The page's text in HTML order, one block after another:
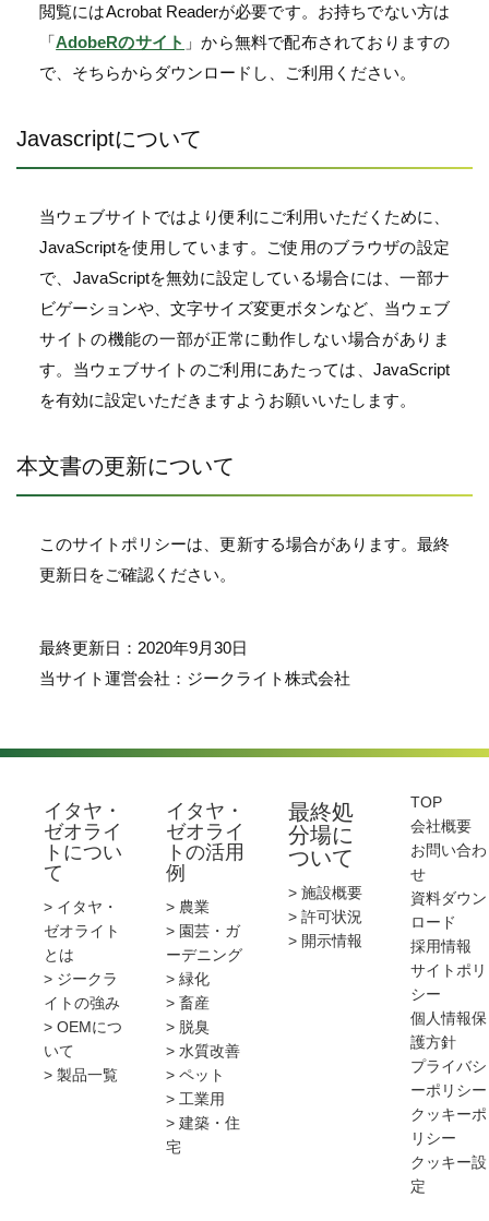
閲覧にはAcrobat Readerが必要です。お持ちでない方は
「AdobeRのサイト 」から無料で配布されておりますの
で、そちらからダウンロードし、ご利用ください。
Javascriptについて
当ウェブサイトではより便利にご利用いただくために、
JavaScriptを使用しています。ご使用のブラウザの設定
で、JavaScriptを無効に設定している場合には、一部ナ
ビゲーションや、文字サイズ変更ボタンなど、当ウェブ
サイトの機能の一部が正常に動作しない場合がありま
す。当ウェブサイトのご利用にあたっては、JavaScript
を有効に設定いただきますようお願いいたします。
本文書の更新について
このサイトポリシーは、更新する場合があります。最終
更新日をご確認ください。
最終更新日：2020年9月30日
当サイト運営会社：ジークライト株式会社
イタヤ・
ゼオライ
トについ
て
> イタヤ・
ゼオライト
とは
> ジークラ
イトの強み
> OEMにつ
いて
> 製品一覧
イタヤ・
ゼオライ
トの活用
例
> 農業
> 園芸・ガ
ーデニング
> 緑化
> 畜産
> 脱臭
> 水質改善
> ペット
> 工業用
> 建築・住
宅
最終処
分場に
ついて
> 施設概要
> 許可状況
> 開示情報
TOP
会社概要
お問い合わ
せ
資料ダウン
ロード
採用情報
サイトポリ
シー
個人情報保
護方針
プライバシ
ーポリシー
クッキーポ
リシー
クッキー設
定